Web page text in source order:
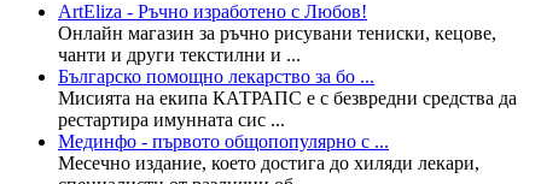
ArtEliza - Ръчно изработено с Любов!
Онлайн магазин за ръчно рисувани тениски, кецове,
чанти и други текстилни и ...
Българско помощно лекарство за бо ...
Мисията на екипа КАТРАПС е с безвредни средства да
рестартира имунната сис ...
Мединфо - първото общопопулярно с ...
Месечно издание, което достига до хиляди лекари,